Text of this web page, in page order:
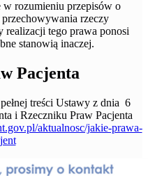
w rozumieniu przepisów o
rzeczy
tego prawa ponosi
stanowią inaczej.
Pacjenta
treści Ustawy z dnia 6
i Rzeczniku Praw Pacjenta
aktualnosc/jakie-prawa-